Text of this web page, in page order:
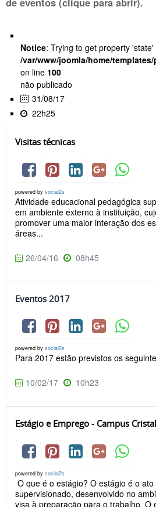
Notice: Trying to get property
/var/www/joomla/home/
on line 100
não publicado
31/08/17
22h25
Visitas técnicas
powered by social2s
Atividade educacional pedagógica
em ambiente externo à instituição,
promover uma maior interação dos
áreas...
26/04/16 08h45
Eventos 2017
powered by social2s
Para 2017 estão previstos os
10/02/17 10h23
Estágio e Emprego - Campus
powered by social2s
O que é o estágio? O estágio é o
supervisionado, desenvolvido no
visa à preparação para o trabalho. O